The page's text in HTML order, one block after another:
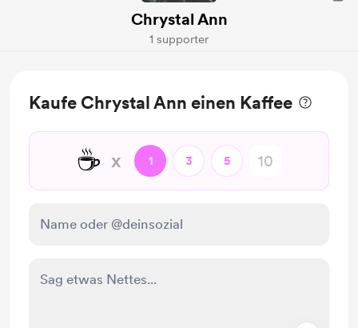
Chrystal Ann
1 supporter
Kaufe Chrystal Ann einen Kaffee
☕ x 1 3 5